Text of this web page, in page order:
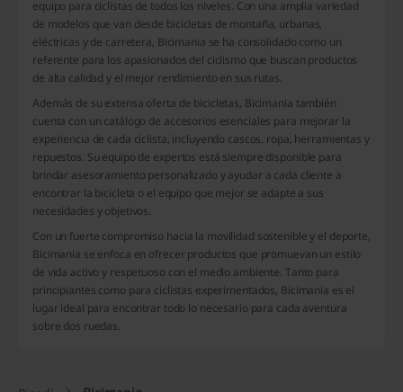
equipo para ciclistas de todos los niveles. Con una amplia variedad
de modelos que van desde bicicletas de montaña, urbanas,
eléctricas y de carretera, Bicimania se ha consolidado como un
referente para los apasionados del ciclismo que buscan productos
de alta calidad y el mejor rendimiento en sus rutas.
Además de su extensa oferta de bicicletas, Bicimania también
cuenta con un catálogo de accesorios esenciales para mejorar la
experiencia de cada ciclista, incluyendo cascos, ropa, herramientas y
repuestos. Su equipo de expertos está siempre disponible para
brindar asesoramiento personalizado y ayudar a cada cliente a
encontrar la bicicleta o el equipo que mejor se adapte a sus
necesidades y objetivos.
Con un fuerte compromiso hacia la movilidad sostenible y el deporte,
Bicimania se enfoca en ofrecer productos que promuevan un estilo
de vida activo y respetuoso con el medio ambiente. Tanto para
principiantes como para ciclistas experimentados, Bicimania es el
lugar ideal para encontrar todo lo necesario para cada aventura
sobre dos ruedas.